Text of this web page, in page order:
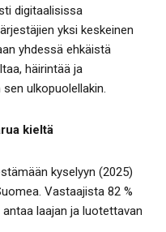
digitaalisissa
yksi keskeinen
yhdessä ehkäistä
häirintää ja
ulkopuolellakin.
kieltä
kyselyyn (2025)
Vastaajista 82 %
laajan ja luotettavan